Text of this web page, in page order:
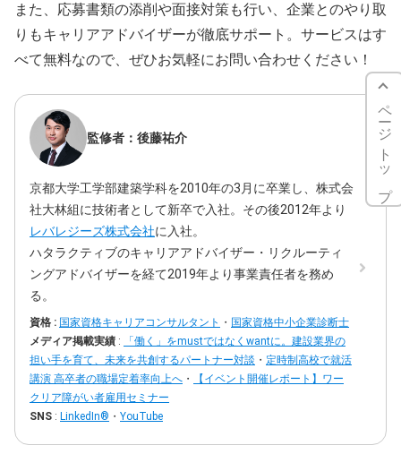
また、応募書類の添削や面接対策も行い、企業とのやり取
りもキャリアアドバイザーが徹底サポート。サービスはす
べて無料なので、ぜひお気軽にお問い合わせください！
監修者：後藤祐介
京都大学工学部建築学科を2010年の3月に卒業し、株式会
社大林組に技術者として新卒で入社。その後2012年より
レバレジーズ株式会社に入社。
ハタラクティブのキャリアアドバイザー・リクルーティ
ングアドバイザーを経て2019年より事業責任者を務め
る。
資格 : 国家資格キャリアコンサルタント ・ 国家資格中小企業診断士
メディア掲載実績 :
「働く」をmustではなくwantに。建設業界の
担い手を育て、未来を共創するパートナー対談 ・ 定時制高校で就活
講演 高卒者の職場定着率向上へ ・
【イベント開催レポート】ワー
クリア障がい者雇用セミナー
SNS : LinkedIn® ・ YouTube
ページトップ